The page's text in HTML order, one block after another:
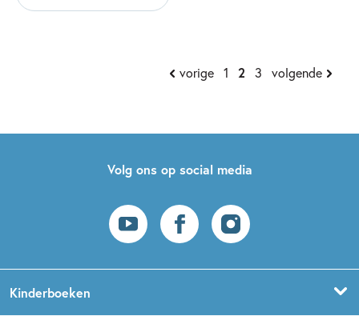
vorige 1 2 3 volgende
Volg ons op social media
Kinderboeken